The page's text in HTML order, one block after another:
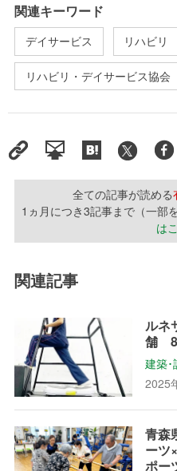
関連キーワード
デイサービス リハビリ
リハビリ・デイサービス協会
全ての記事が読める
1ヵ月につき3記事まで（一部
は
関連記事
ルネ
舗 8
建築･
2025
青森
ーツ
ポー